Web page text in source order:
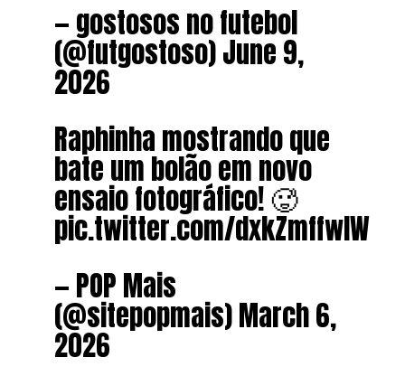
— gostosos no futebol
(@futgostoso) June 9,
2026
Raphinha mostrando que
bate um bolão em novo
ensaio fotográfico! 🥵
pic.twitter.com/dxkZmffwIW
— POP Mais
(@sitepopmais) March 6,
2026